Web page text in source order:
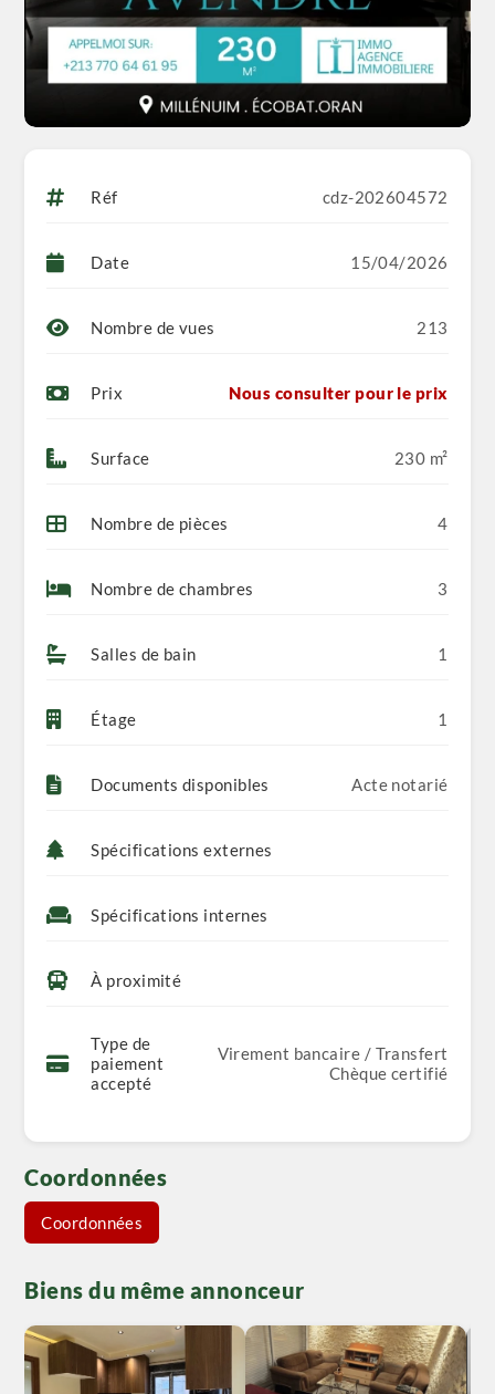
Réf cdz-202604572
Date 15/04/2026
Nombre de vues 213
Prix Nous consulter pour le prix
Surface 230 m²
Nombre de pièces 4
Nombre de chambres 3
Salles de bain 1
Étage 1
Documents disponibles Acte notarié
Spécifications externes
Spécifications internes
À proximité
Type de
paiement
accepté
Virement bancaire / Transfert
Chèque certifié
Coordonnées
Coordonnées
Biens du même annonceur